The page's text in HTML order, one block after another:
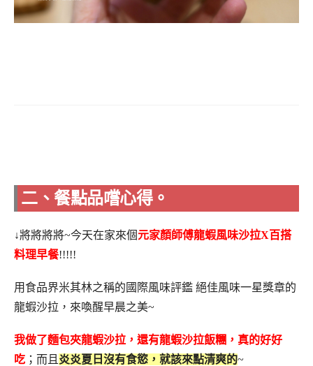
二、餐點品嚐心得。
↓將將將將~今天在家來個元家顏師傅龍蝦風味沙拉X百搭
料理早餐!!!!!
用食品界米其林之稱的國際風味評鑑 絕佳風味一星獎章的
龍蝦沙拉，來喚醒早晨之美~
我做了麵包夾龍蝦沙拉，還有龍蝦沙拉飯糰，真的好好
吃 ；而且 炎炎夏日沒有食慾，就該來點清爽的~